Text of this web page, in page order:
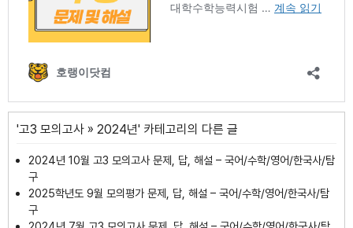
'고3 모의고사 » 2024년' 카테고리의 다른 글
2024년 10월 고3 모의고사 문제, 답, 해설 – 국어/수학/영어/한국사/탐
구
2025학년도 9월 모의평가 문제, 답, 해설 – 국어/수학/영어/한국사/탐
구